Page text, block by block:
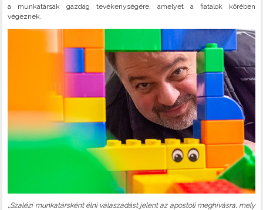
a munkatársak gazdag tevékenységére, amelyet a fiatalok körében
végeznek.
„Szalézi munkatársként élni válaszadást jelent az apostoli meghívásra, mely